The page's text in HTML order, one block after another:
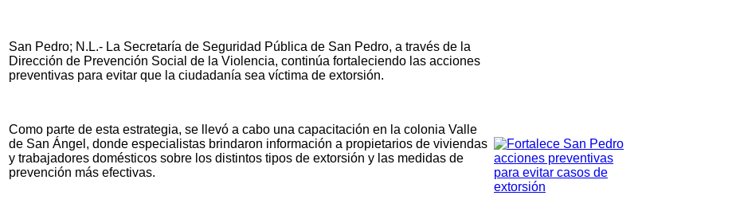
San Pedro; N.L.- La Secretaría de Seguridad Pública de San Pedro, a través de la
Dirección de Prevención Social de la Violencia, continúa fortaleciendo las acciones
preventivas para evitar que la ciudadanía sea víctima de extorsión.
Como parte de esta estrategia, se llevó a cabo una capacitación en la colonia Valle
de San Ángel, donde especialistas brindaron información a propietarios de viviendas
y trabajadores domésticos sobre los distintos tipos de extorsión y las medidas de
prevención más efectivas.